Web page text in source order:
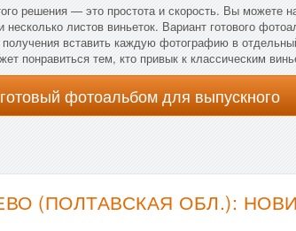
решения — это простота и скорость. Вы можете
несколько листов виньеток. Вариант готового
получения вставить каждую фотографию в
понравиться тем, кто привык к классическим
фотоальбом для выпускного
(ПОЛТАВСКАЯ ОБЛ.):